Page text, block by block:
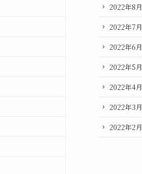
2022年8月
2022年7月
2022年6月
2022年5月
2022年4月
2022年3月
2022年2月